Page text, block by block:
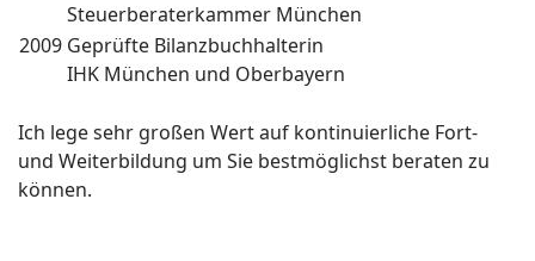
Steuerberaterkammer München
2009 Geprüfte Bilanzbuchhalterin
IHK München und Oberbayern
Ich lege sehr großen Wert auf kontinuierliche Fort-
und Weiterbildung um Sie bestmöglichst beraten zu
können.